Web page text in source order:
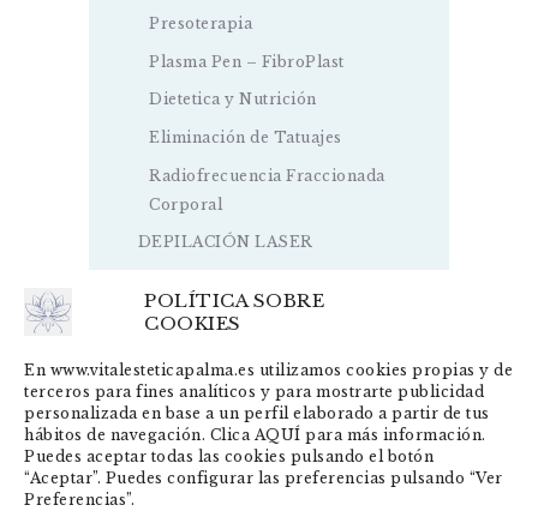
POLÍTICA SOBRE
COOKIES
En www.vitalesteticapalma.es utilizamos cookies propias y de
terceros para fines analíticos y para mostrarte publicidad
personalizada en base a un perfil elaborado a partir de tus
hábitos de navegación. Clica AQUÍ para más información.
Puedes aceptar todas las cookies pulsando el botón
“Aceptar”. Puedes configurar las preferencias pulsando “Ver
Preferencias”.
Presoterapia
Plasma Pen – FibroPlast
Dietetica y Nutrición
Eliminación de Tatuajes
Radiofrecuencia Fraccionada
Corporal
DEPILACIÓN LASER
Dirección y contacto
C/ Parellades 12, loc. 18 Palma, Islas Baleares, 07003
Teléfono: 655 98 02 09